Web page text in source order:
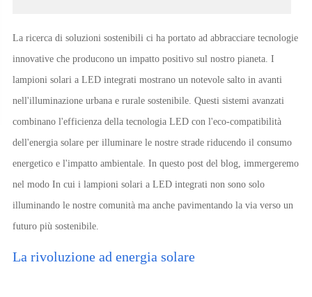
La ricerca di soluzioni sostenibili ci ha portato ad abbracciare tecnologie
innovative che producono un impatto positivo sul nostro pianeta. I
lampioni solari a LED integrati mostrano un notevole salto in avanti
nell'illuminazione urbana e rurale sostenibile. Questi sistemi avanzati
combinano l'efficienza della tecnologia LED con l'eco-compatibilità
dell'energia solare per illuminare le nostre strade riducendo il consumo
energetico e l'impatto ambientale. In questo post del blog, immergeremo
nel modo In cui i lampioni solari a LED integrati non sono solo
illuminando le nostre comunità ma anche pavimentando la via verso un
futuro più sostenibile.
La rivoluzione ad energia solare